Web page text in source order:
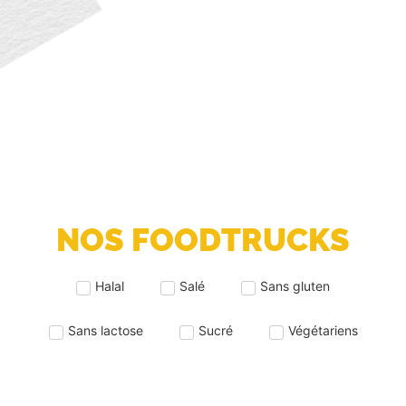
NOS FOODTRUCKS
Halal Salé Sans gluten
Sans lactose Sucré Végétariens